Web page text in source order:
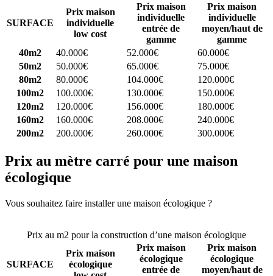
SURFACE
Prix maison
individuelle
low cost
Prix maison
individuelle
entrée de
gamme
Prix maison
individuelle
moyen/haut de
gamme
40m2
40.000€ 52.000€
60.000€
50m2
50.000€ 65.000€
75.000€
80m2
80.000€ 104.000€
120.000€
100m2
100.000€ 130.000€
150.000€
120m2
120.000€ 156.000€
180.000€
160m2
160.000€ 208.000€
240.000€
200m2
200.000€ 260.000€ 300.000€
Prix au mètre carré pour une maison
écologique
Vous souhaitez faire installer une maison écologique ?
Prix au m2 pour la construction d’une maison écologique
SURFACE
Prix maison
écologique
Prix maison
écologique
entrée de
Prix maison
écologique
moyen/haut de